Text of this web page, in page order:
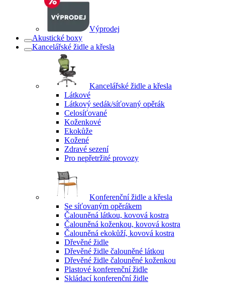
Výprodej
Akustické boxy
Kancelářské židle a křesla
Kancelářské židle a křesla
Látkové
Látkový sedák/síťovaný opěrák
Celosíťované
Koženkové
Ekokůže
Kožené
Zdravé sezení
Pro nepřetržité provozy
Konferenční židle a křesla
Se síťovaným opěrákem
Čalouněná látkou, kovová kostra
Čalouněná koženkou, kovová kostra
Čalouněná ekokůží, kovová kostra
Dřevěné židle
Dřevěné židle čalouněné látkou
Dřevěné židle čalouněné koženkou
Plastové konferenční židle
Skládací konferenční židle